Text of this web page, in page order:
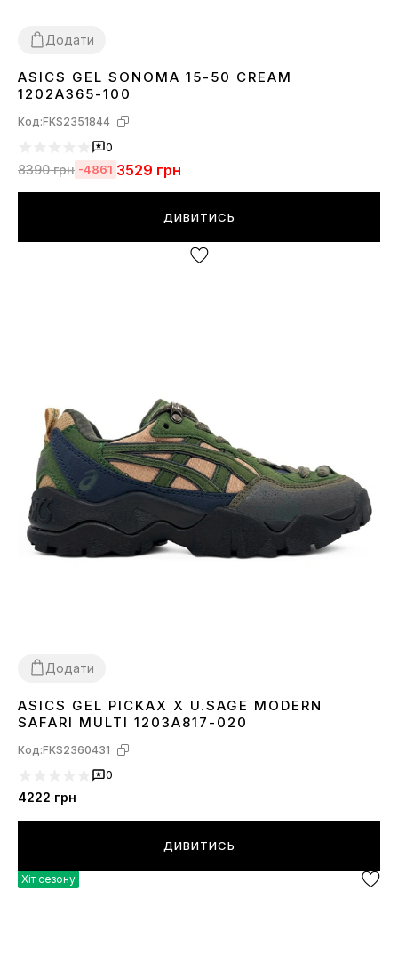
Додати
36 37383940 41 4344
ASICS GEL SONOMA 15-50 CREAM
1202A365-100
Код:FKS2351844
0
8390грн -4861 3529 грн
ДИВИТИСЬ
Додати
40 4142 4344 45
ASICS GEL PICKAX X U.SAGE MODERN
SAFARI MULTI 1203A817-020
Код:FKS2360431
0
4222 грн
ДИВИТИСЬ
Хіт сезону